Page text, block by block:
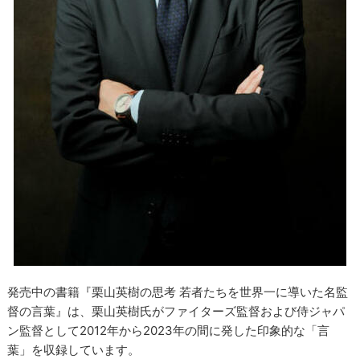
発売中の書籍『栗山英樹の思考 若者たちを世界一に導いた名監
督の言葉』は、栗山英樹氏がファイターズ監督および侍ジャパ
ン監督として2012年から2023年の間に発した印象的な「言
葉」を収録しています。